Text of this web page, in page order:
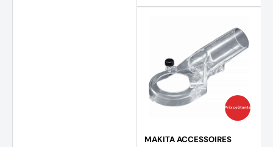
Prix coûtants
MAKITA ACCESSOIRES